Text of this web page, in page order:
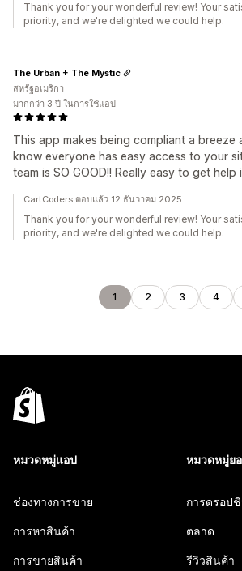
Thank you for your wonderful review! Your
priority, and we're delighted we could help.
This app makes being compliant a breeze
know everyone has easy access to your
team is SO GOOD!! Really easy to get
The Urban + The Mystic
สหรัฐอเมริกา
มากกว่า 3 ปี ในการใช้แอป
CartCoders ตอบแล้ว 12 ธันวาคม 2025
Thank you for your wonderful review! Your
priority, and we're delighted we could help.
1 2 3 4
หมวดหมู่แอป
ช่องทางการขาย
การหาสินค้า
การขายสินค้า
หมวดหมู่ย
การดรอป
ตลาด
รีวิวสินค้า